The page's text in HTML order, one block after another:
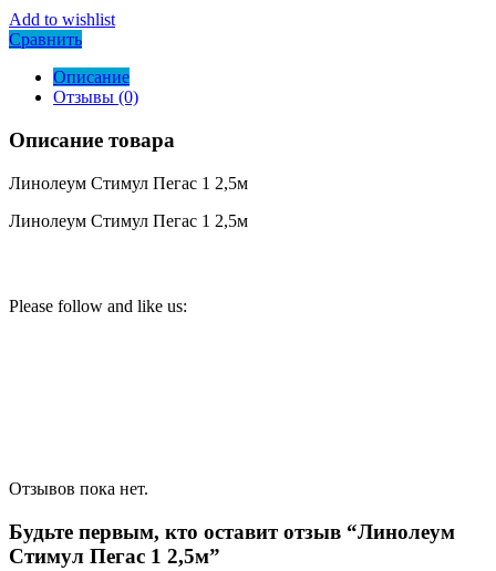
Add to wishlist
Сравнить
Описание
Отзывы (0)
Описание товара
Линолеум Стимул Пегас 1 2,5м
Линолеум Стимул Пегас 1 2,5м
Please follow and like us:
Отзывов пока нет.
Будьте первым, кто оставит отзыв “Линолеум
Стимул Пегас 1 2,5м”